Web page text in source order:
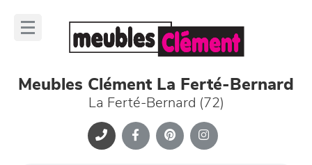
Meubles Clément La Ferté-Bernard
La Ferté-Bernard (72)